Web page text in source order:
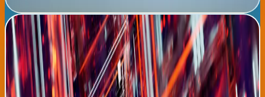
Leer noticia completa →
Inteligencia artificial revoluciona diagnóstico médico:
sistema detecta tuberculosis con 99.8% precisión
Un equipo internacional de investigadores financiado por la
Organización Mundial de la Salud ha anunciado hoy el desarrollo
de un sistema de inteligencia artificial que detecta tuberculosis